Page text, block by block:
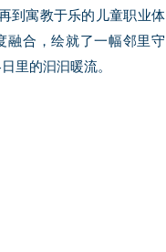
到寓教于乐的儿童职业体
融合，绘就了一幅邻里守
里的汩汩暖流。